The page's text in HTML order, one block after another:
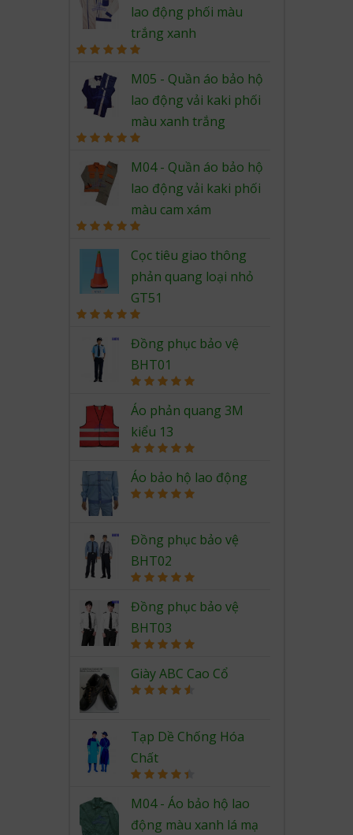
lao động phối màu
trắng xanh
out of 5
M05 - Quần áo bảo hộ
lao động vải kaki phối
màu xanh trắng
out of 5
M04 - Quần áo bảo hộ
lao động vải kaki phối
màu cam xám
out of 5
Cọc tiêu giao thông
phản quang loại nhỏ
GT51
out of 5
Đồng phục bảo vệ
BHT01
out of 5
Áo phản quang 3M
kiểu 13
out of 5
Áo bảo hộ lao động
Đồng phục bảo vệ
BHT02
out of 5
Đồng phục bảo vệ
BHT03
out of 5
Giày ABC Cao Cổ
Tạp Dề Chống Hóa
Chất
out of 5
M04 - Áo bảo hộ lao
động màu xanh lá mạ